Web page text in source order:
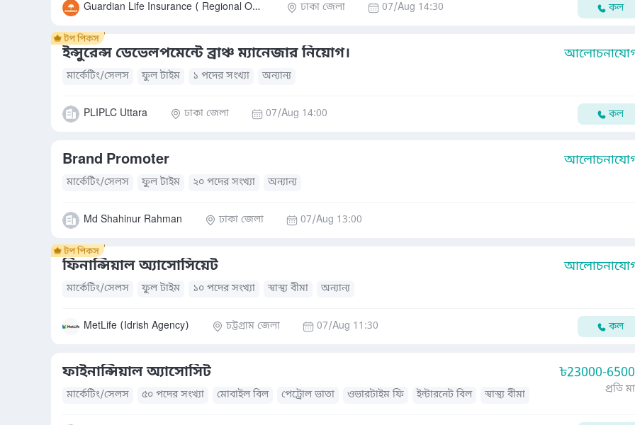
Guardian Life Insurance ( Regional Office) ঢাকা জেলা 07/Aug 14:30 কল
ইন্সুরেন্স ডেভেলপমেন্টে ব্রাঞ্চ ম্যানেজার নিয়োগ।
মার্কেটিং/সেলস ফুল টাইম ১ পদের সংখ্যা অন্যান্য
PLIPLC Uttara ঢাকা জেলা 07/Aug 14:00 কল
Brand Promoter
মার্কেটিং/সেলস ফুল টাইম ২০ পদের সংখ্যা অন্যান্য
Md Shahinur Rahman ঢাকা জেলা 07/Aug 13:00
ফিনান্সিয়াল অ্যাসোসিয়েট
মার্কেটিং/সেলস ফুল টাইম ১০ পদের সংখ্যা স্বাস্থ্য বীমা অন্যান্য
MetLife (Idrish Agency) চট্টগ্রাম জেলা 07/Aug 11:30 কল
ফাইনান্সিয়াল অ্যাসোসিট ৳23000-
মার্কেটিং/সেলস ৫০ পদের সংখ্যা মোবাইল বিল পেট্রোল ভাতা ওভারটাইম ফি ইন্টারনেট বিল
স্বাস্থ্য বীমা
প্রতি